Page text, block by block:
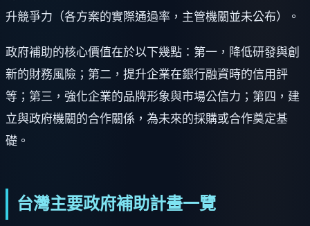
升競爭力（各方案的實際通過率，主管機關並未公布）。
政府補助的核心價值在於以下幾點：第一，降低研發與創
新的財務風險；第二，提升企業在銀行融資時的信用評
等；第三，強化企業的品牌形象與市場公信力；第四，建
立與政府機關的合作關係，為未來的採購或合作奠定基
礎。
台灣主要政府補助計畫一覽